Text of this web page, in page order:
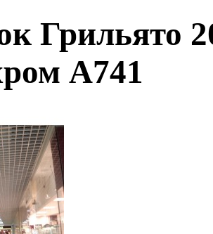
Грильято
А741